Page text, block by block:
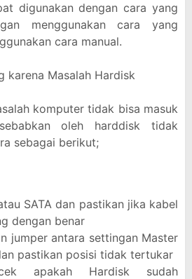
digunakan dengan cara yang
menggunakan cara yang
cara manual.
karena Masalah Hardisk
komputer tidak bisa masuk
oleh harddisk tidak
sebagai berikut;
SATA dan pastikan jika kabel
dengan benar
jumper antara settingan Master
pastikan posisi tidak tertukar
apakah Hardisk sudah